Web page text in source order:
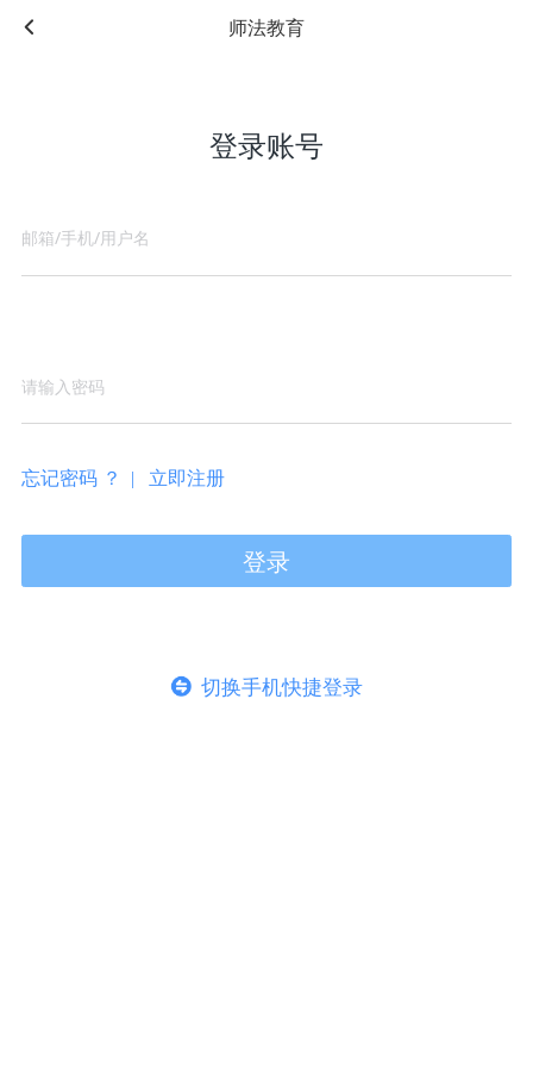
师法教育
登录账号
忘记密码 ？ | 立即注册
登录
切换手机快捷登录